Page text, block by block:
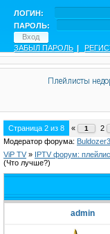
ЛОГИН:
ПАРОЛЬ:
ЗАБЫЛ ПАРОЛЬ |
Плейлисты
Страница 2 из 8 « 1 2
Модератор форума:
ViP TV » IPTV форум:
(Что лучше?)
admin